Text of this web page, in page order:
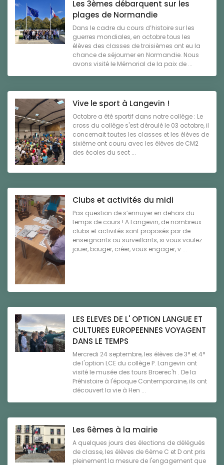
Les 3èmes débarquent sur les
plages de Normandie
Dans le cadre du cours d’histoire sur les
guerres mondiales, en octobre tous les
élèves des classes de troisièmes ont eu la
chance de séjourner en Normandie. Nous
avons visité le Mémorial de la paix de ...
Vive le sport à Langevin !
Octobre a été sportif dans notre collège : Le
cross du collège s'est déroulé le 03 octobre, il
concernait toutes les classes et les élèves de
sixième ont couru avec les élèves de CM2
des écoles du sect ...
Clubs et activités du midi
Pas question de s’ennuyer en dehors du
temps de cours ! A Langevin, de nombreux
clubs et activités sont proposés par de
enseignants ou surveillants, si vous voulez
jouer, bouger, créer, vous engager, v ...
LES ELEVES DE L' OPTION LANGUE ET
CULTURES EUROPEENNES VOYAGENT
DANS LE TEMPS
Mercredi 24 septembre, les élèves de 3° et 4°
de l'option LCE du collège P. Langevin ont
visité le musée des tours Broerec'h . De la
Préhistoire à l'époque Contemporaine, ils ont
découvert la vie à Hen ...
Les 6èmes à la mairie
A quelques jours des élections de délégués
de classe, les élèves de 6ème C et D ont pris
pleinement la mesure de l'engagement que